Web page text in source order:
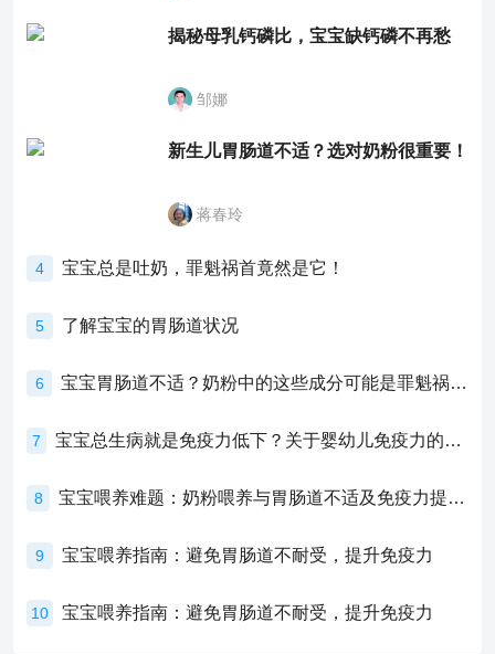
揭秘母乳钙磷比，宝宝缺钙磷不再愁
邹娜
新生儿胃肠道不适？选对奶粉很重要！
蒋春玲
4 宝宝总是吐奶，罪魁祸首竟然是它！
5 了解宝宝的胃肠道状况
6 宝宝胃肠道不适？奶粉中的这些成分可能是罪魁祸首！
7 宝宝总生病就是免疫力低下？关于婴幼儿免疫力的真相，家长必须了解！
8 宝宝喂养难题：奶粉喂养与胃肠道不适及免疫力提升的奥秘
9 宝宝喂养指南：避免胃肠道不耐受，提升免疫力
10 宝宝喂养指南：避免胃肠道不耐受，提升免疫力